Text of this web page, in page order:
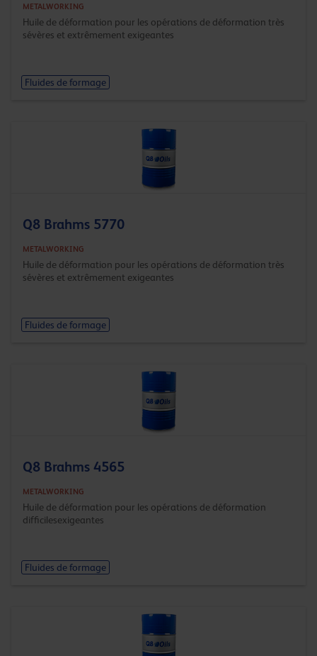
METALWORKING
Huile de déformation pour les opérations de déformation très
sévères et extrêmement exigeantes
Fluides de formage
Q8 Brahms 5770
METALWORKING
Huile de déformation pour les opérations de déformation très
sévères et extrêmement exigeantes
Fluides de formage
Q8 Brahms 4565
METALWORKING
Huile de déformation pour les opérations de déformation
difficilesexigeantes
Fluides de formage